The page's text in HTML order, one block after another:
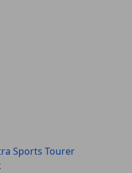
Sports Tourer